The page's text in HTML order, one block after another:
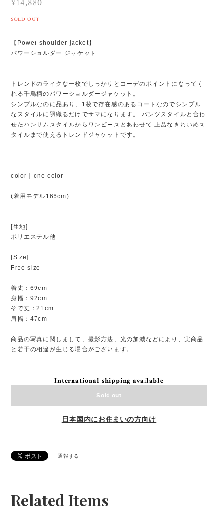
¥14,880
SOLD OUT
【Power shoulder jacket】
パワーショルダー ジャケット
トレンドのライクな一枚でしっかりとコーデのポイントになってく
れる千鳥柄のパワーショルダージャケット。
シンプルなのに品あり、1枚で存在感のあるコートなのでシンプル
なスタイルに羽織るだけでサマになります。 パンツスタイルと合わ
せたハンサムスタイルからワンピースとあわせて 上品なきれいめス
タイルまで使えるトレンドジャケットです。
color｜one color
(着用モデル166cm)
[生地]
ポリエステル他
[Size]
Free size
着丈：69cm
身幅：92cm
そで丈：21cm
肩幅：47cm
商品の写真に関しまして、撮影方法、光の加減などにより、実商品
と若干の相違が生じる場合がございます。
International shipping available
Sold out
日本国内にお住まいの方向け
通報する
Related Items